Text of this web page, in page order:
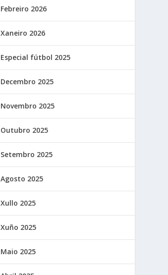
Febreiro 2026
Xaneiro 2026
Especial fútbol 2025
Decembro 2025
Novembro 2025
Outubro 2025
Setembro 2025
Agosto 2025
Xullo 2025
Xuño 2025
Maio 2025